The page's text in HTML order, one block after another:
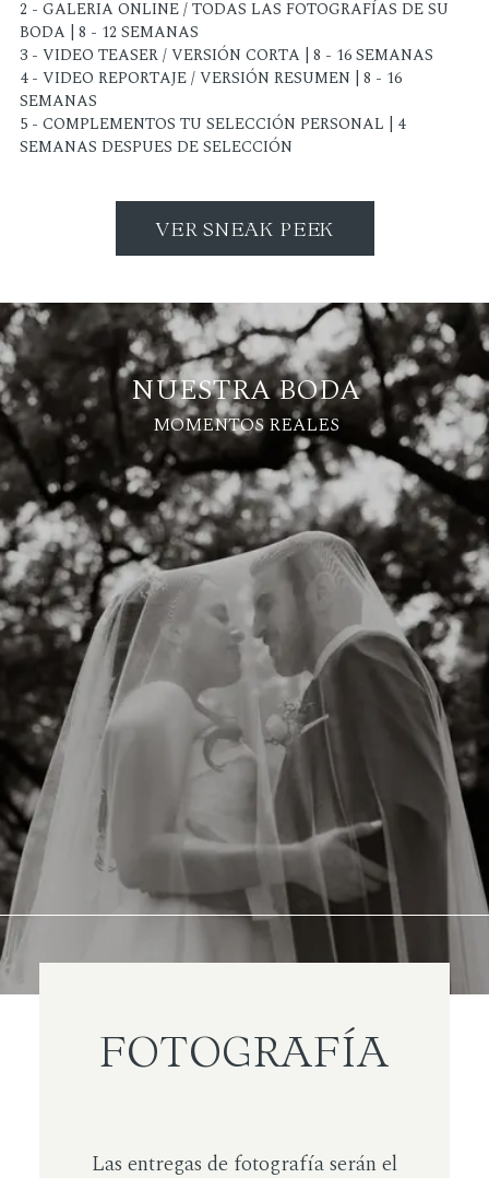
2 - GALERIA ONLINE / TODAS LAS FOTOGRAFÍAS DE SU
BODA | 8 - 12 SEMANAS
3 - VIDEO TEASER / VERSIÓN CORTA | 8 - 16 SEMANAS
4 - VIDEO REPORTAJE / VERSIÓN RESUMEN | 8 - 16
SEMANAS
5 - COMPLEMENTOS TU SELECCIÓN PERSONAL | 4
SEMANAS DESPUES DE SELECCIÓN
VER SNEAK PEEK
FOTOGRAFÍA
NUESTRA BODA
Las entregas de fotografía serán el
MOMENTOS REALES